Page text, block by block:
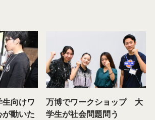
生向けワ
動いた
万博でワークショップ 大
学生が社会問題問う